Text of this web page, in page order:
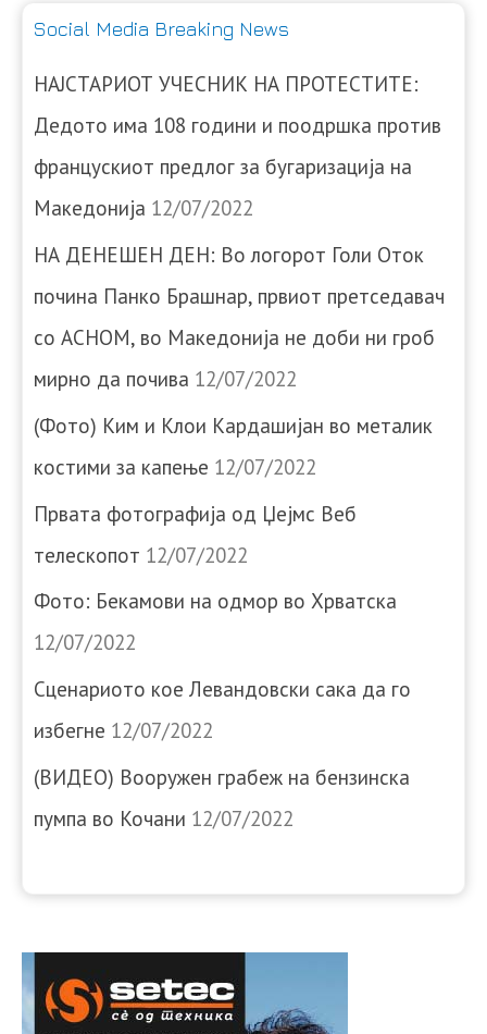
Social Media Breaking News
НАЈСТАРИОТ УЧЕСНИК НА ПРОТЕСТИТЕ:
Дедото има 108 години и поодршка против
францускиот предлог за бугаризација на
Македонија 12/07/2022
НА ДЕНЕШЕН ДЕН: Во логорот Голи Оток
почина Панко Брашнар, првиот претседавач
со АСНОМ, во Македонија не доби ни гроб
мирно да почива 12/07/2022
(Фото) Ким и Клои Кардашијан во металик
костими за капење 12/07/2022
Првата фотографија од Џејмс Веб
телескопот 12/07/2022
Фото: Бекамови на одмор во Хрватска
12/07/2022
Сценариото кое Левандовски сака да го
избегне 12/07/2022
(ВИДЕО) Вооружен грабеж на бензинска
пумпа во Кочани 12/07/2022